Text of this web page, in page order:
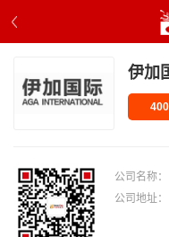
伊加
公司名称：
公司地址：